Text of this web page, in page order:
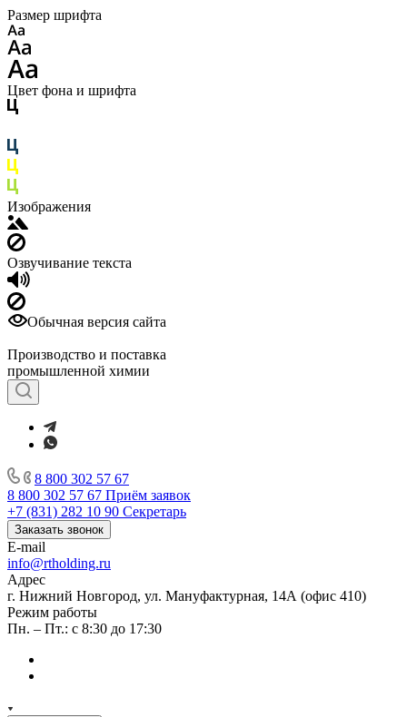
Размер шрифта
Цвет фона и шрифта
Изображения
Озвучивание текста
Обычная версия сайта
Производство и поставка
промышленной химии
8 800 302 57 67
8 800 302 57 67 Приём заявок
+7 (831) 282 10 90 Секретарь
Заказать звонок
E-mail
info@rtholding.ru
Адрес
г. Нижний Новгород, ул. Мануфактурная, 14А (офис 410)
Режим работы
Пн. – Пт.: с 8:30 до 17:30